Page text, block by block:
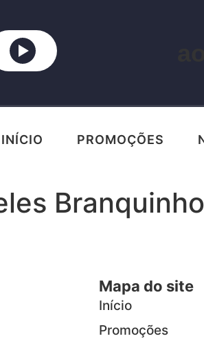
INÍCIO PROMOÇÕES
Mapa do site
Início
Promoções